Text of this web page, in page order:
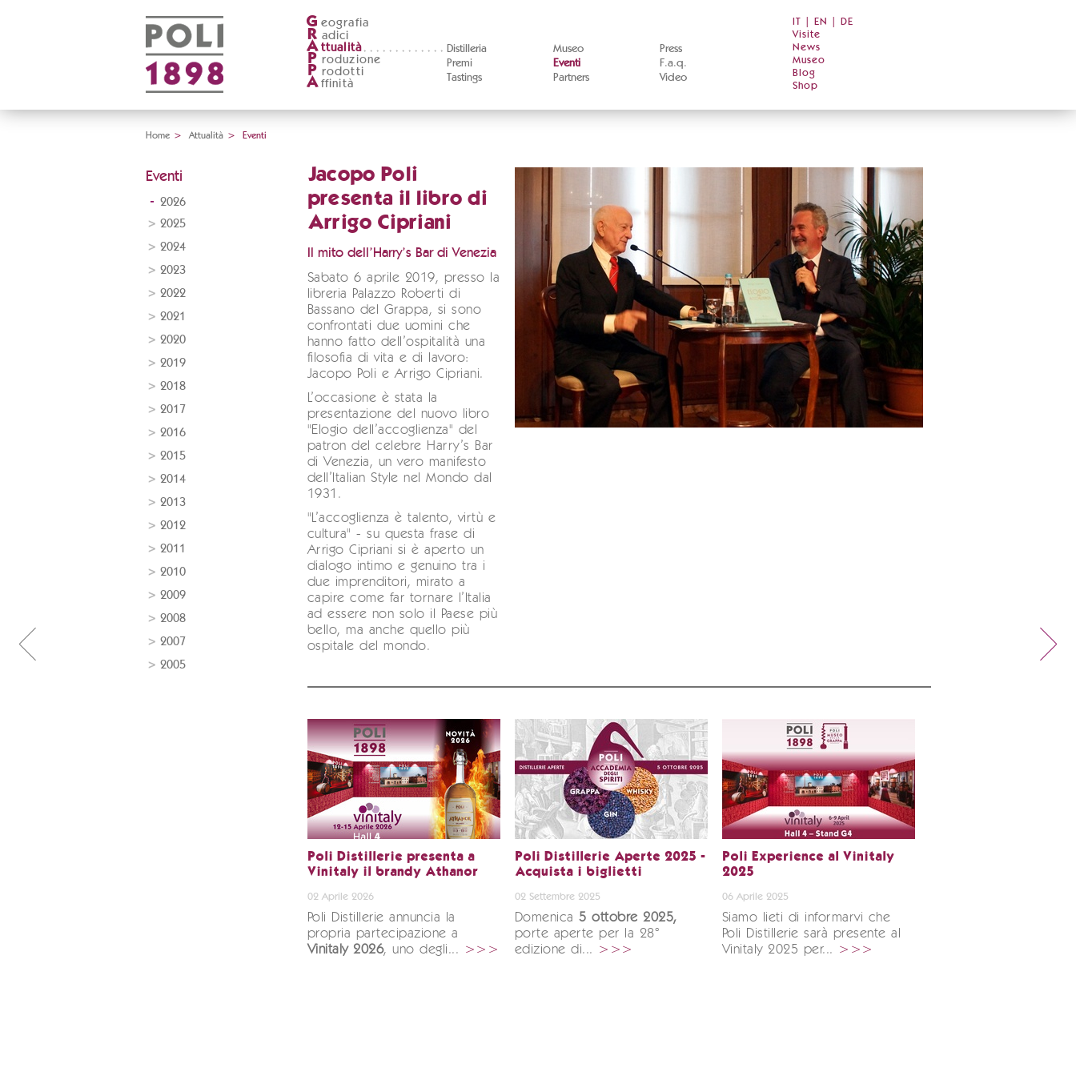
G eografia
R adici
A ttualità
Distilleria
Premi
Tastings
Museo
Eventi
Partners
Press
F.a.q.
Video
P roduzione
P rodotti
A ffinità
IT EN
DE
Visite
News
Museo
Blog
Shop
Home > Attualità > Eventi
Eventi
2026
2025
2024
2023
2022
2021
2020
2019
2018
2017
2016
2015
2014
2013
2012
2011
2010
2009
2008
2007
2005
Jacopo Poli
presenta il libro di
Arrigo Cipriani
Il mito dell’Harry’s Bar di Venezia
Sabato 6 aprile 2019, presso la
libreria Palazzo Roberti di
Bassano del Grappa, si sono
confrontati due uomini che
hanno fatto dell’ospitalità una
filosofia di vita e di lavoro:
Jacopo Poli e Arrigo Cipriani.
L’occasione è stata la
presentazione del nuovo libro
"Elogio dell’accoglienza" del
patron del celebre Harry’s Bar
di Venezia, un vero manifesto
dell’Italian Style nel Mondo dal
1931.
"L’accoglienza è talento, virtù e
cultura" - su questa frase di
Arrigo Cipriani si è aperto un
dialogo intimo e genuino tra i
due imprenditori, mirato a
capire come far tornare l’Italia
ad essere non solo il Paese più
bello, ma anche quello più
ospitale del mondo.
Poli Distillerie presenta a
Vinitaly il brandy Athanor
02 Aprile 2026
Poli Distillerie annuncia la
propria partecipazione a
Vinitaly 2026, uno degli... >>>
Poli Distillerie Aperte 2025 -
Acquista i biglietti
02 Settembre 2025
Domenica5 ottobre 2025,
porte aperte per la 28°
edizione di... >>>
Poli Experience al Vinitaly
2025
06 Aprile 2025
Siamo lieti di informarvi che
Poli Distillerie sarà presente al
Vinitaly 2025 per... >>>